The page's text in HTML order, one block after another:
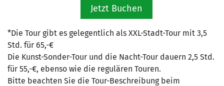
Jetzt Buchen
*Die Tour gibt es gelegentlich als XXL-Stadt-Tour mit 3,5
Std. für 65,-€
Die Kunst-Sonder-Tour und die Nacht-Tour dauern 2,5 Std.
für 55,-€, ebenso wie die regulären Touren.
Bitte beachten Sie die Tour-Beschreibung beim